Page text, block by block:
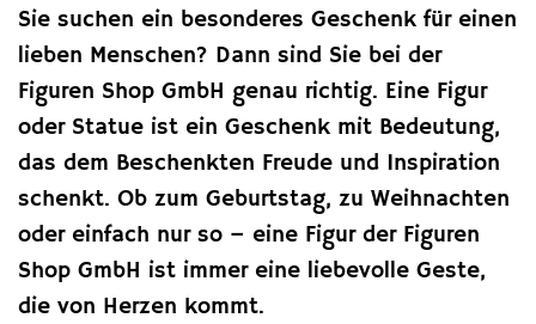
Sie suchen ein besonderes Geschenk für einen
lieben Menschen? Dann sind Sie bei der
Figuren Shop GmbH genau richtig. Eine Figur
oder Statue ist ein Geschenk mit Bedeutung,
das dem Beschenkten Freude und Inspiration
schenkt. Ob zum Geburtstag, zu Weihnachten
oder einfach nur so – eine Figur der Figuren
Shop GmbH ist immer eine liebevolle Geste,
die von Herzen kommt.